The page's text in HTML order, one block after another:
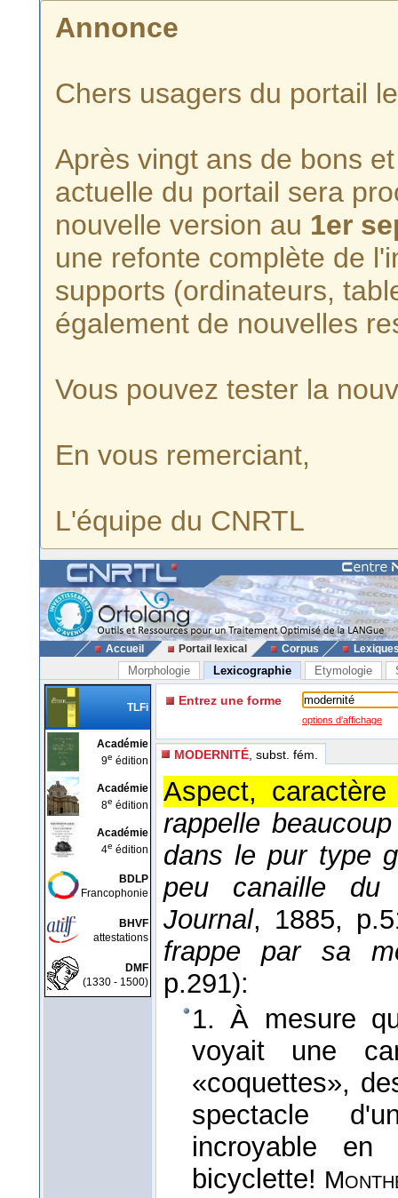
Annonce
Chers usagers du portail
Après vingt ans de bons
actuelle du portail sera
nouvelle version au 1er
une refonte complète de
supports (ordinateurs,
également de nouvelles
Vous pouvez tester la
En vous remerciant,
L'équipe du CNRTL
Accueil Portail lexical Corpus
Morphologie Lexicographie Etymologie
TLFi
Académie
9e édition
Académie
8e édition
Académie
4e édition
BDLP
Francophonie
BHVF
attestations
DMF
(1330 - 1500)
Entrez une forme
options d'affichage
MODERNITÉ , subst. fém.
Aspect,
rappelle
dans le pur type
peu canaille du
Journal, 1885,
frappe par sa
p.291):
1. À mesure
voyait une
«coquettes»,
spectacle
incroyable
bicyclette!